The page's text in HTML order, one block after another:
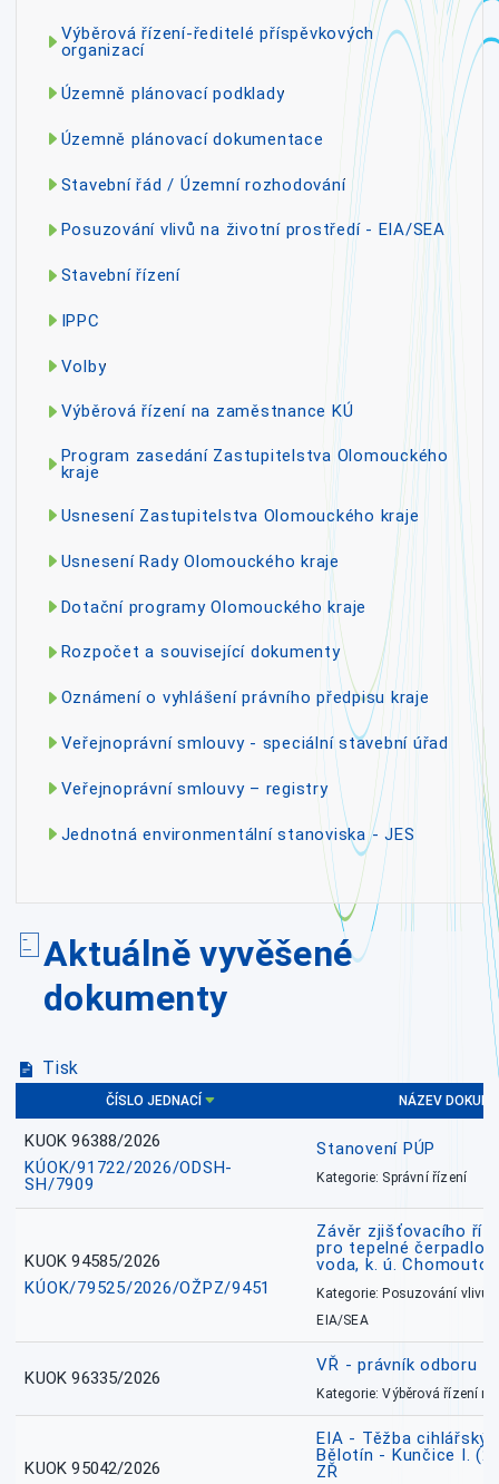
Výběrová řízení-ředitelé příspěvkových
organizací
Územně plánovací podklady
Územně plánovací dokumentace
Stavební řád / Územní rozhodování
Posuzování vlivů na životní prostředí - EIA/SEA
Stavební řízení
IPPC
Volby
Výběrová řízení na zaměstnance KÚ
Program zasedání Zastupitelstva Olomouckého
kraje
Usnesení Zastupitelstva Olomouckého kraje
Usnesení Rady Olomouckého kraje
Dotační programy Olomouckého kraje
Rozpočet a související dokumenty
Oznámení o vyhlášení právního předpisu kraje
Veřejnoprávní smlouvy - speciální stavební úřad
Veřejnoprávní smlouvy – registry
Jednotná environmentální stanoviska - JES
Aktuálně vyvěšené
dokumenty
Tisk
ČÍSLO JEDNACÍ NÁZEV
KUOK 96388/2026
KÚOK/91722/2026/ODSH-
SH/7909
Stanovení PÚP
Kategorie: Správní řízení
KUOK 94585/2026
KÚOK/79525/2026/OŽPZ/9451
Závěr zjišťovacího
pro tepelné čerpadlo
voda, k. ú. Chomoutov
Kategorie: Posuzování vlivů
EIA/SEA
KUOK 96335/2026
VŘ - právník odboru
Kategorie: Výběrová řízení
KUOK 95042/2026
EIA - Těžba
Bělotín - Kunčice I.
ZŘ